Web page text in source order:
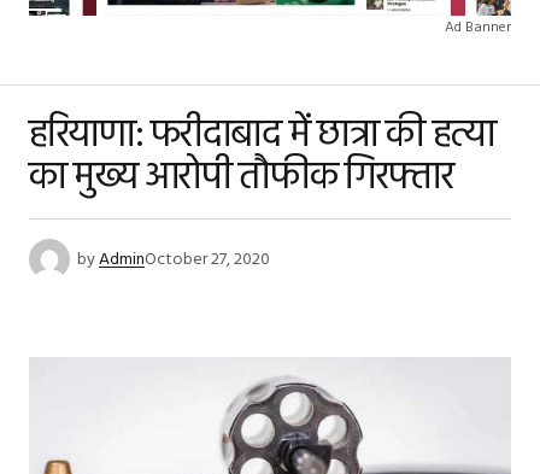
Ad Banner
हरियाणा: फरीदाबाद में छात्रा की हत्या
का मुख्य आरोपी तौफीक गिरफ्तार
byAdminOctober 27, 2020